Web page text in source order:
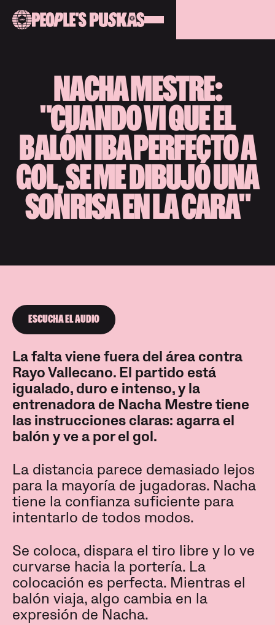
NACHA MESTRE:
"CUANDO VI QUE EL
BALÓN IBA PERFECTO A
GOL, SE ME DIBUJÓ UNA
SONRISA EN LA CARA"
ESCUCHA EL AUDIO
La falta viene fuera del área contra
Rayo Vallecano. El partido está
igualado, duro e intenso, y la
entrenadora de Nacha Mestre tiene
las instrucciones claras: agarra el
balón y ve a por el gol.
La distancia parece demasiado lejos
para la mayoría de jugadoras. Nacha
tiene la confianza suficiente para
intentarlo de todos modos.
Se coloca, dispara el tiro libre y lo ve
curvarse hacia la portería. La
colocación es perfecta. Mientras el
balón viaja, algo cambia en la
expresión de Nacha.